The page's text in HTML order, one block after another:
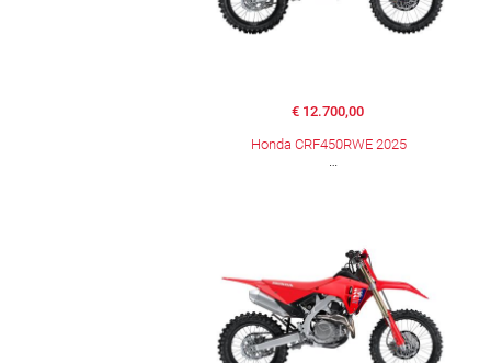
€ 12.700,00
Honda CRF450RWE 2025